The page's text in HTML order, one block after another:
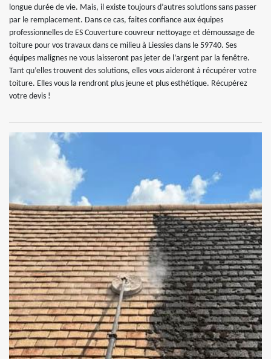
longue durée de vie. Mais, il existe toujours d’autres solutions sans passer
par le remplacement. Dans ce cas, faites confiance aux équipes
professionnelles de ES Couverture couvreur nettoyage et démoussage de
toiture pour vos travaux dans ce milieu à Liessies dans le 59740. Ses
équipes malignes ne vous laisseront pas jeter de l’argent par la fenêtre.
Tant qu’elles trouvent des solutions, elles vous aideront à récupérer votre
toiture. Elles vous la rendront plus jeune et plus esthétique. Récupérez
votre devis !